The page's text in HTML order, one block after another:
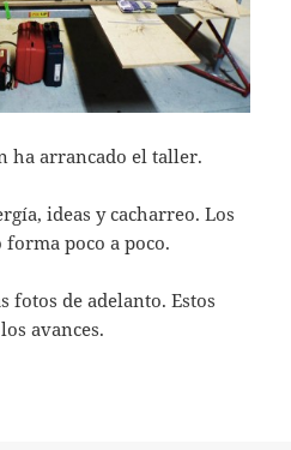
ha arrancado el taller.
ideas y cacharreo. Los
poco a poco.
fotos de adelanto. Estos
avances.
Vol. 1